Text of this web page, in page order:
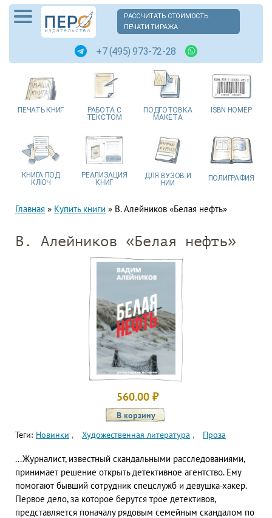
РАССЧИТАТЬ СТОИМОСТЬ
ПЕЧАТИ ТИРАЖА
+7 (495) 973-72-28
ПЕЧАТЬ КНИГ РАБОТА С
ТЕКСТОМ
ПОДГОТОВКА
МАКЕТА
ISBN НОМЕР
КНИГА ПОД
КЛЮЧ
РЕАЛИЗАЦИЯ
КНИГ
ДЛЯ ВУЗОВ И
НИИ
ПОЛИГРАФИЯ
Главная » Купить книги » В. Алейников «Белая нефть»
В. Алейников «Белая нефть»
560.00 ₽
Теги: Новинки Художественная литература Проза
...Журналист, известный скандальными расследованиями,
принимает решение открыть детективное агентство. Ему
помогают бывший сотрудник спецслужб и девушка-хакер.
Первое дело, за которое берутся трое детективов,
представляется поначалу рядовым семейным скандалом по